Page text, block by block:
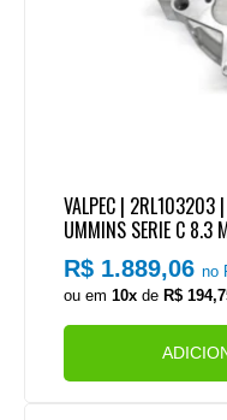
VALPEC | 2RL103203
UMMINS SERIE C 8.3
R$ 1.889,06no
ou em10x de R$